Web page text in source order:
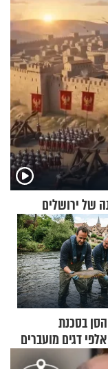
של ירושלים
בסכנת
דגים מועברים